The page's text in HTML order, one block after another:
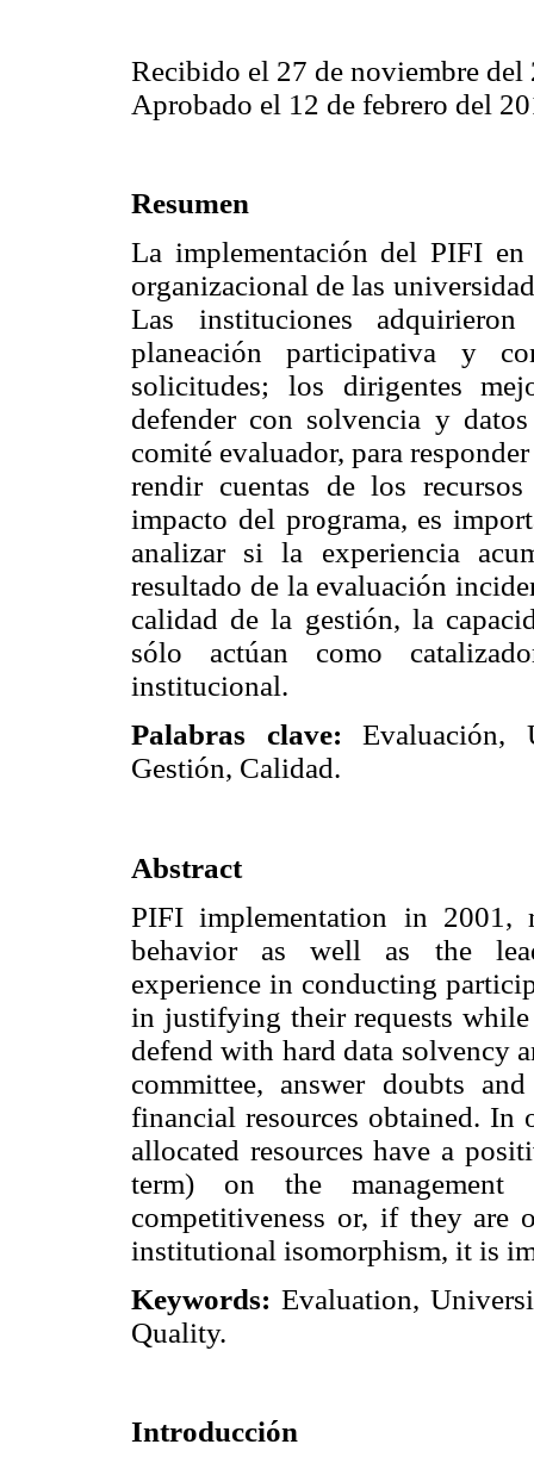
Recibido el 27 de noviembre del
Aprobado el 12 de febrero del
Resumen
La implementación del PIFI
organizacional de las
Las instituciones
planeación participativa y
solicitudes; los dirigentes
defender con solvencia y
comité evaluador, para
rendir cuentas de los
impacto del programa, es
analizar si la experiencia
resultado de la evaluación
calidad de la gestión, la
sólo actúan como
institucional.
Palabras clave: Evaluación,
Gestión, Calidad.
Abstract
PIFI implementation in 2001,
behavior as well as the
experience in conducting
in justifying their requests
defend with hard data solvency
committee, answer doubts
financial resources obtained. In
allocated resources have a
term) on the management
competitiveness or, if they are
institutional isomorphism, it is
Keywords: Evaluation,
Quality.
Introducción